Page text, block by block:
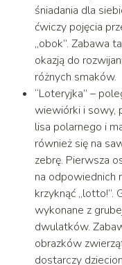
śniadania dla
ćwiczy pojęcia
„obok”. Zabawa
okazją do
różnych smaków.
“Loteryjka” –
wiewiórki i sowy,
lisa polarnego i
również się na
zebrę. Pierwsza
na odpowiednich
krzyknąć „lotto!”.
wykonane z
dwulatków.
obrazków
dostarczy